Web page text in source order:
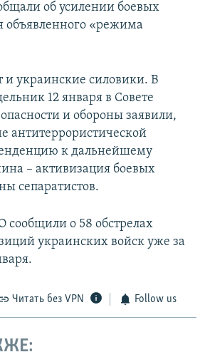
об усилении боевых
объявленного «режима
и украинские силовики. В
12 января в Совете
и обороны заявили,
антитеррористической
к дальнейшему
– активизация боевых
сепаратистов.
сообщили о 58 обстрелах
украинских войск уже за
Читать без VPN Follow us